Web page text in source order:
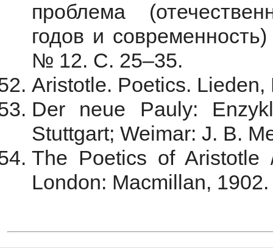
проблема
годов и
№ 12. С. 25–35.
Aristotle. Poetics.
Der neue Pauly:
Stuttgart; Weimar: J. B.
The Poetics of
London: Macmillan, 1902.